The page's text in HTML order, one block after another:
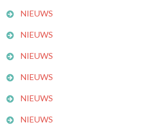
NIEUWS
NIEUWS
NIEUWS
NIEUWS
NIEUWS
NIEUWS